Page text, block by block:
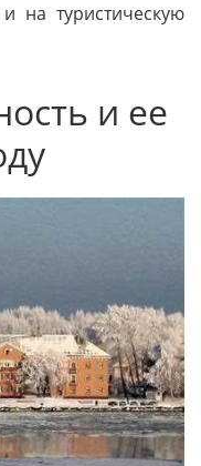
на туристическую
и ее